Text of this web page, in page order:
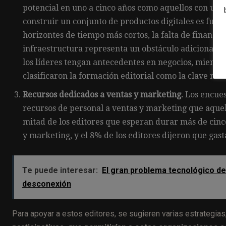
potencial en uno a cinco años como aquellos con
construir un conjunto de productos digitales es
horizontes de tiempo más cortos, la falta de
infraestructura representa un obstáculo adicional.
los líderes tengan antecedentes en negocios,
clasificaron la formación editorial como la clave más
Recursos dedicados a ventas y marketing. Los
recursos de personal a ventas y marketing que
mitad de los editores que esperan durar más de
y marketing, y el 8% de los editores dijeron que
Te puede interesar: El gran problema tecnológico
desconexión
Para apoyar a estos editores, se sugieren varias